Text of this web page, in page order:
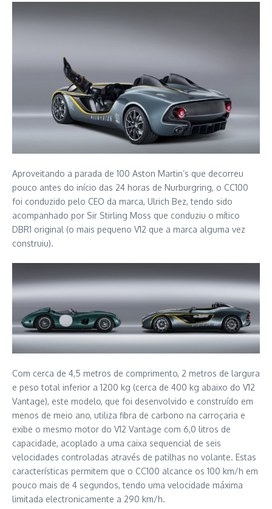
Aproveitando a parada de 100 Aston Martin’s que decorreu
pouco antes do início das 24 horas de Nurburgring, o CC100
foi conduzido pelo CEO da marca, Ulrich Bez, tendo sido
acompanhado por Sir Stirling Moss que conduziu o mítico
DBR1 original (o mais pequeno V12 que a marca alguma vez
construiu).
Com cerca de 4,5 metros de comprimento, 2 metros de largura
e peso total inferior a 1200 kg (cerca de 400 kg abaixo do V12
Vantage), este modelo, que foi desenvolvido e construído em
menos de meio ano, utiliza fibra de carbono na carroçaria e
exibe o mesmo motor do V12 Vantage com 6,0 litros de
capacidade, acoplado a uma caixa sequencial de seis
velocidades controladas através de patilhas no volante. Estas
características permitem que o CC100 alcance os 100 km/h em
pouco mais de 4 segundos, tendo uma velocidade máxima
limitada electronicamente a 290 km/h.